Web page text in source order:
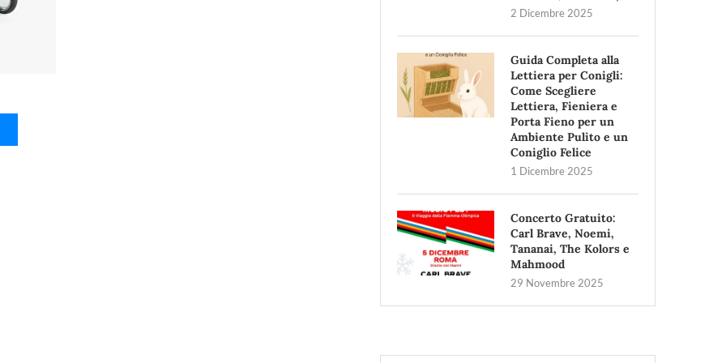
2 Dicembre 2025
Guida Completa alla
Lettiera per Conigli:
Come Scegliere
Lettiera, Fieniera e
Porta Fieno per un
Ambiente Pulito e un
Coniglio Felice
1 Dicembre 2025
Concerto Gratuito:
Carl Brave, Noemi,
Tananai, The Kolors e
Mahmood
29 Novembre 2025